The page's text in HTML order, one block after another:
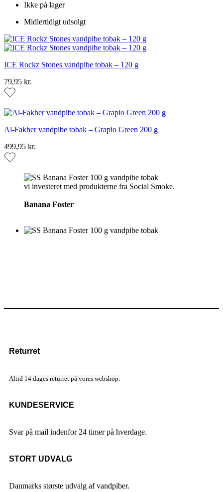
Ikke på lager
Midlertidigt udsolgt
ICE Rockz Stones vandpibe tobak – 120 g
79,95 kr.
Al-Fakher vandpibe tobak – Grapio Green 200 g
499,95 kr.
vi investeret med produkterne fra Social Smoke.
Banana Foster
Returret
Altid 14 dages returret på vores webshop.
KUNDESERVICE
Svar på mail indenfor 24 timer på hverdage.
STORT UDVALG
Danmarks største udvalg af vandpiber.